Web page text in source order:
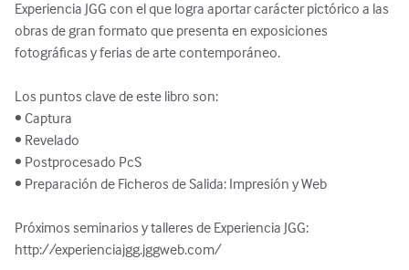
Experiencia JGG con el que logra aportar carácter pictórico a las
obras de gran formato que presenta en exposiciones
fotográficas y ferias de arte contemporáneo.
Los puntos clave de este libro son:
• Captura
• Revelado
• Postprocesado PcS
• Preparación de Ficheros de Salida: Impresión y Web
Próximos seminarios y talleres de Experiencia JGG:
http://experienciajgg.jggweb.com/